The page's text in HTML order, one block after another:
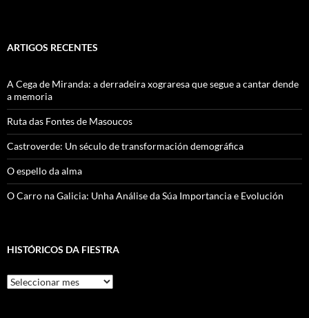
ARTIGOS RECENTES
A Cega de Miranda: a derradeira xograresa que segue a cantar dende
a memoria
Ruta das Fontes de Masoucos
Castroverde: Un século de transformación demográfica
O espello da alma
O Carro na Galicia: Unha Análise da Súa Importancia e Evolución
HISTÓRICOS DA FIESTRA
Históricos
Da